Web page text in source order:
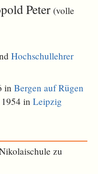
Peter (volle
Hochschullehrer
inBergen auf Rügen
1954 inLeipzig
zu